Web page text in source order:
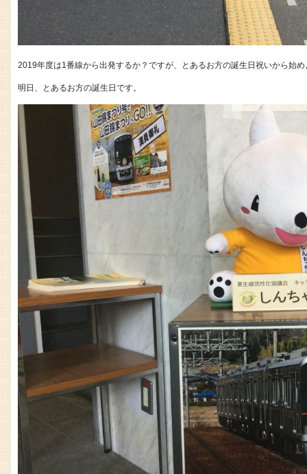
2019年度は1番線から出発するか？ですが、とあるお方の誕生日祝いから始
明日、とあるお方の誕生日です。